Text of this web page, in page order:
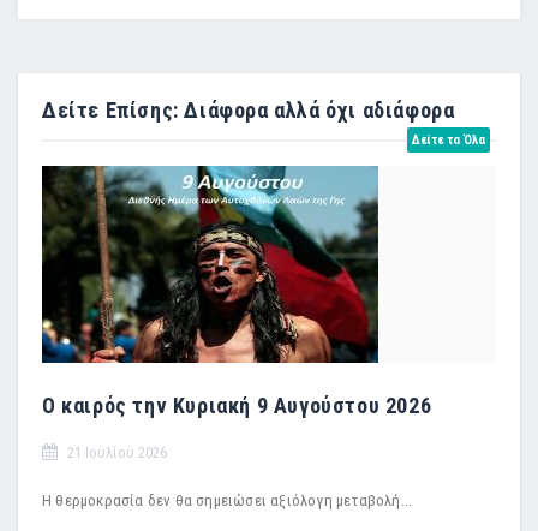
Δείτε Επίσης: Διάφορα αλλά όχι αδιάφορα
Δείτε τα Όλα
Ο καιρός την Κυριακή 9 Αυγούστου 2026
21 Ιουλίου 2026
Η θερμοκρασία δεν θα σημειώσει αξιόλογη μεταβολή...